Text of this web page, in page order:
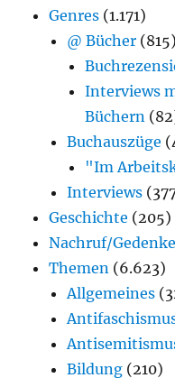
Genres (1.171)
@ Bücher (815)
Interviews
Büchern
Buchauszüge
"Im
Interviews
Geschichte (205)
Nachruf/
Themen (6.623)
Allgemeines
Bildung (210)